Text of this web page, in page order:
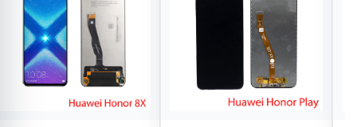
৳ 2,299.00 ৳ 2,799.00
Add to Cart